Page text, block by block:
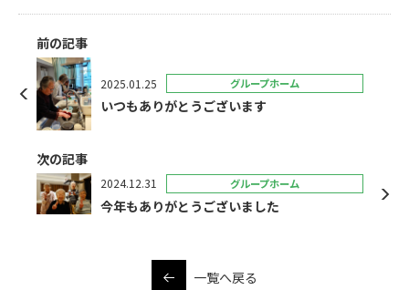
前の記事
2025.01.25 グループホーム
いつもありがとうございます
次の記事
2024.12.31 グループホーム
今年もありがとうございました
一覧へ戻る